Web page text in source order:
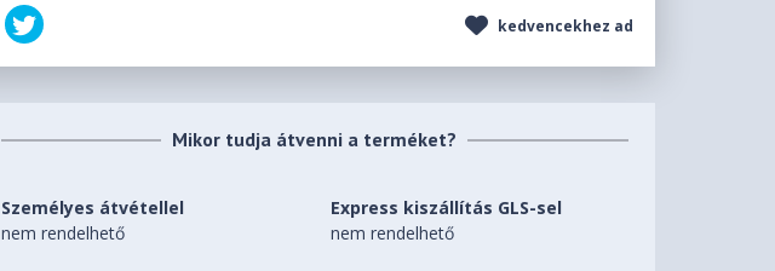
kedvencekhez ad
Mikor tudja átvenni a terméket?
Személyes átvétellel
nem rendelhető
Express kiszállítás GLS-sel
nem rendelhető